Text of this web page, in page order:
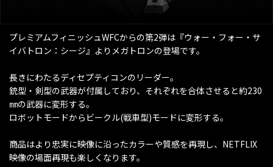
プレミアムフィニッシュWFCからの第2弾は『ウォー・フォー・サ
イバトロン：シージ』よりメガトロンの登場です。
長きにわたるディセプティコンのリーダー。
銃型・剣型の武器が付属しており、それぞれを合体させると約230
㎜の武器に変形する。
ロボットモードからビークル(戦車型)モードに変形する。
商品はより忠実に映像に沿ったカラーや質感を再現し、NETFLIX
映像の場面再現も楽しくなります。